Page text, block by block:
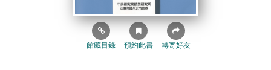
館藏目錄 預約此書 轉寄好友